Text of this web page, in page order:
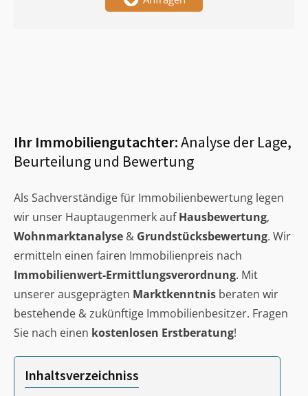
Ihr Immobiliengutachter:Analyse der Lage,
Beurteilung und Bewertung
Als Sachverständige für Immobilienbewertung legen
wir unser Hauptaugenmerk aufHausbewertung,
Wohnmarktanalyse & Grundstücksbewertung. Wir
ermitteln einen fairen Immobilienpreis nach
Immobilienwert-Ermittlungsverordnung. Mit
unserer ausgeprägten Marktkenntnis beraten wir
bestehende & zukünftige Immobilienbesitzer. Fragen
Sie nach einen kostenlosen Erstberatung!
Inhaltsverzeichniss